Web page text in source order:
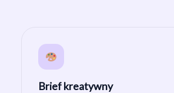
Brief kreatywny